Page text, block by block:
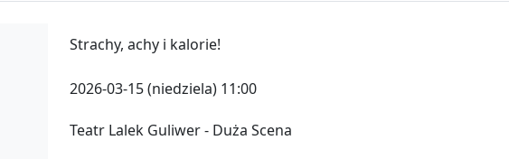
Strachy, achy i kalorie!
2026-03-15 (niedziela) 11:00
Teatr Lalek Guliwer - Duża Scena